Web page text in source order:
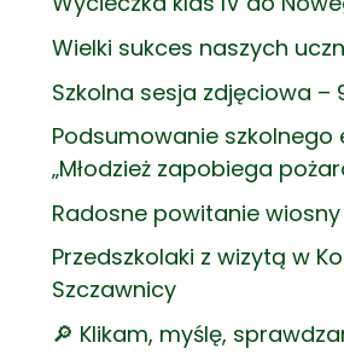
Wielki sukces naszych
Szkolna sesja zdjęciowa –
Podsumowanie szkolnego
„Młodzież zapobiega
Radosne powitanie
Przedszkolaki z wizytą w
Szczawnicy
🔎 Klikam, myślę,